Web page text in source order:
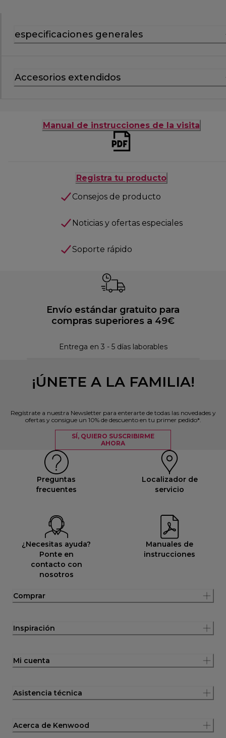
especificaciones generales
Accesorios extendidos
Manual de instrucciones de la visita
Registra tu producto
Consejos de producto
Noticias y ofertas especiales
Soporte rápido
Envío estándar gratuito para
compras superiores a 49€
Entrega en 3 - 5 días laborables
¡ÚNETE A LA FAMILIA!
Regístrate a nuestra Newsletter para enterarte de todas las novedades y
ofertas y consigue un 10% de descuento en tu primer pedido*.
SÍ, QUIERO SUSCRIBIRME
AHORA
Preguntas
frecuentes
Localizador de
servicio
¿Necesitas ayuda?
Ponte en
contacto con
nosotros
Manuales de
instrucciones
Comprar
Inspiración
Mi cuenta
Asistencia técnica
Acerca de Kenwood